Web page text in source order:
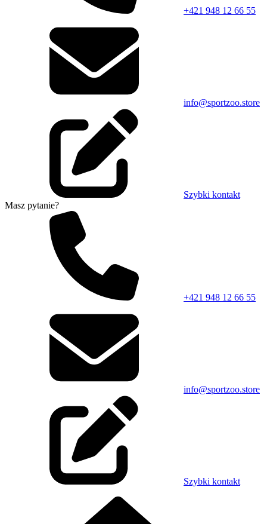
+421 948 12 66 55
info@sportzoo.store
Szybki kontakt
Masz pytanie?
+421 948 12 66 55
info@sportzoo.store
Szybki kontakt